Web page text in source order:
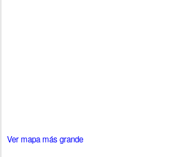
Ver mapa más grande